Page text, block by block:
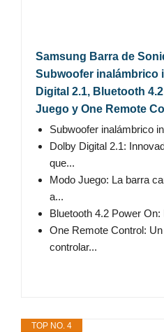
Samsung Barra de
Subwoofer inalámbrico
Digital 2.1, Bluetooth
Juego y One Remote
Subwoofer inalámbrico
Dolby Digital 2.1:
que...
Modo Juego: La barra
a...
Bluetooth 4.2 Power
One Remote Control:
controlar...
TOP NO. 4